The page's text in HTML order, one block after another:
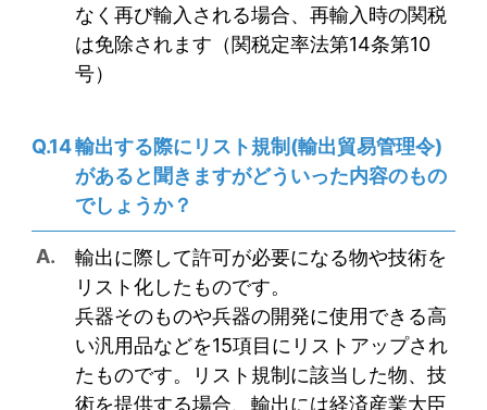
なく再び輸入される場合、再輸入時の関税
は免除されます（関税定率法第14条第10
号）
輸出する際にリスト規制(輸出貿易管理令)
があると聞きますがどういった内容のもの
でしょうか？
輸出に際して許可が必要になる物や技術を
リスト化したものです。
兵器そのものや兵器の開発に使用できる高
い汎用品などを15項目にリストアップされ
たものです。リスト規制に該当した物、技
術を提供する場合、輸出には経済産業大臣